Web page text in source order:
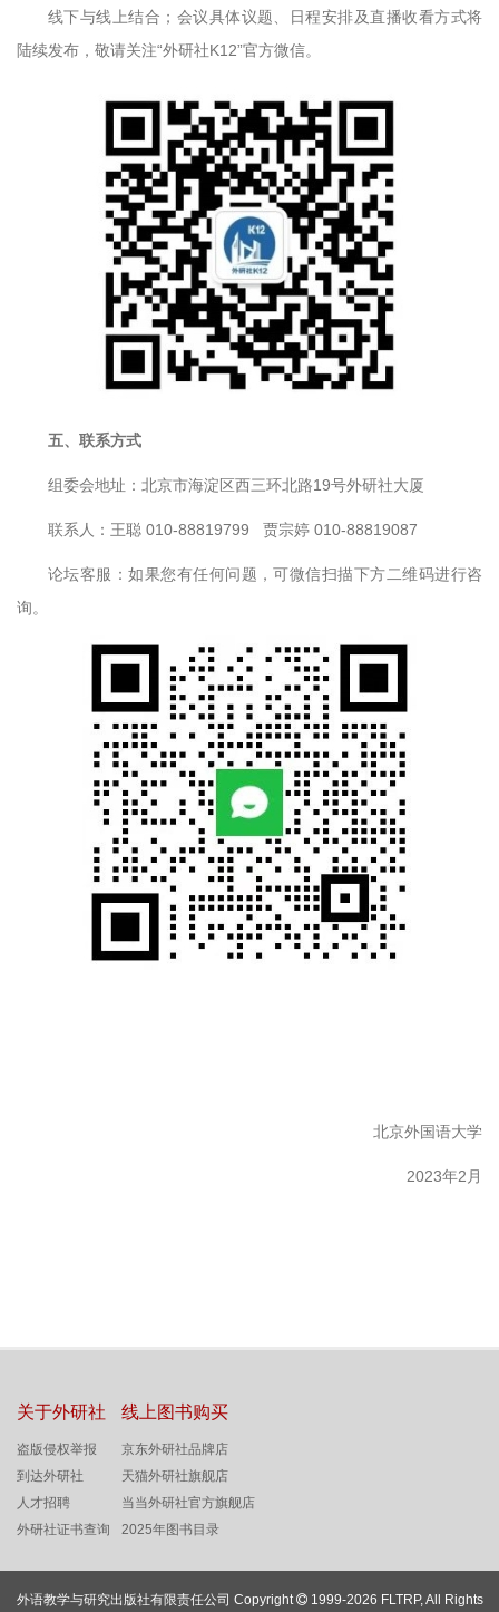
线下与线上结合；会议具体议题、日程安排及直播收看方式将
陆续发布，敬请关注“外研社K12”官方微信。
五、联系方式
组委会地址：北京市海淀区西三环北路19号外研社大厦
联系人：王聪 010-88819799 贾宗婷 010-88819087
论坛客服：如果您有任何问题，可微信扫描下方二维码进行咨
询。
北京外国语大学
2023年2月
关于外研社
盗版侵权举报
到达外研社
人才招聘
外研社证书查询
线上图书购买
京东外研社品牌店
天猫外研社旗舰店
当当外研社官方旗舰店
2025年图书目录
外语教学与研究出版社有限责任公司 Copyright
1999-2026 FLTRP, All Rights